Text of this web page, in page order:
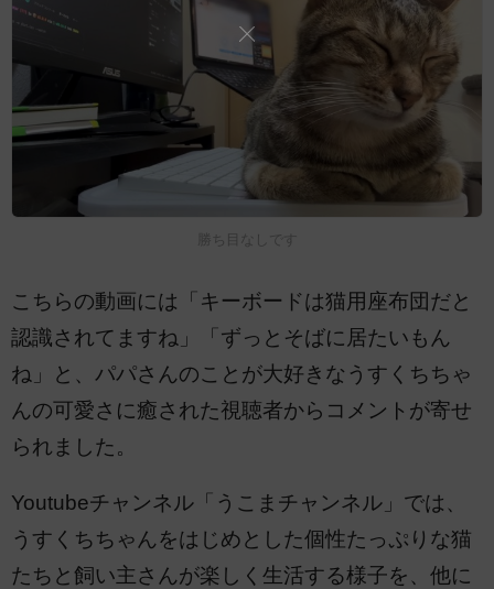
勝ち目なしです
こちらの動画には「キーボードは猫用座布団だと
認識されてますね」「ずっとそばに居たいもん
ね」と、パパさんのことが大好きなうすくちちゃ
んの可愛さに癒された視聴者からコメントが寄せ
られました。
Youtubeチャンネル「うこまチャンネル」では、
うすくちちゃんをはじめとした個性たっぷりな猫
たちと飼い主さんが楽しく生活する様子を、他に